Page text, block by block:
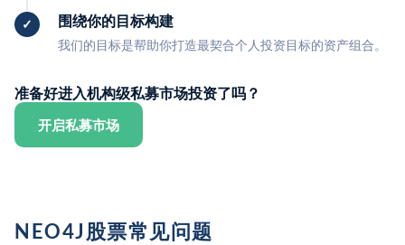
围绕你的目标构建
我们的目标是帮助你打造最契合个人投资目标的资产组合。
准备好进入机构级私募市场投资了吗？
开启私募市场
NEO4J股票常见问题